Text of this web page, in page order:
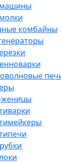
комбайны